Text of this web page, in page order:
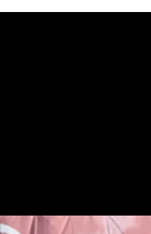
El Sevilla prepara el partido